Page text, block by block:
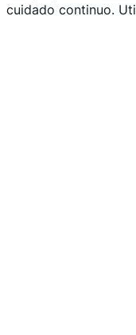
cuidado continuo.